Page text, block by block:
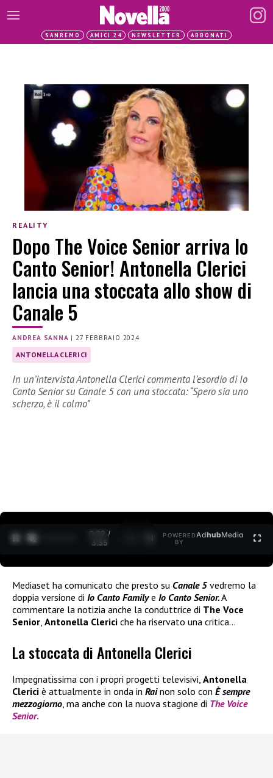
SANREMO AMICI 24 NEWSLETTER ABBONATI
REALITY
Dopo The Voice Senior arriva Io
Canto Senior! Antonella Clerici
lancia una stoccata allo show di
Canale 5
ANDREA SANNA |27 FEBBRAIO 2024
ANTONELLA CLERICI
In un’intervista Antonella Clerici commenta l’esordio di Io
Canto Senior su Canale 5 con una stoccata: “Spero sia uno
scherzo, è il colmo”
0:30 /
3:35
POWERED
BY
AdhubMedia
Mediaset ha comunicato che presto su Canale 5 vedremo la
doppia versione di Io Canto Familye Io Canto Senior.A
commentare la notizia anche la conduttrice di The Voce
Senior Antonella Clerici che ha riservato una critica…
La stoccata di Antonella Clerici
Impegnatissima con i propri progetti televisivi, Antonella
Clerici è attualmente in onda in Rainon solo con È sempre
mezzogiorno, ma anche con la nuova stagione di The Voice
Senior.